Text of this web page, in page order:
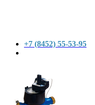
+7 (8452) 55-53-95